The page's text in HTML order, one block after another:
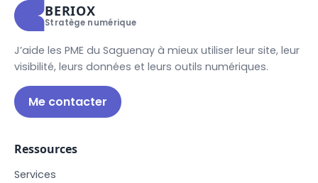
BERIOX
Stratège numérique
J’aide les PME du Saguenay à mieux utiliser leur site, leur
visibilité, leurs données et leurs outils numériques.
Me contacter
Ressources
Services